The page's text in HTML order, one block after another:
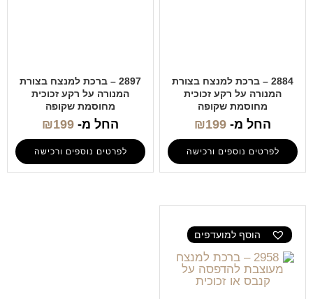
2884 – ברכת למנצח בצורת
המנורה על רקע זכוכית
מחוסמת שקופה
החל מ- ₪199
לפרטים נוספים ורכישה
2897 – ברכת למנצח בצורת
המנורה על רקע זכוכית
מחוסמת שקופה
החל מ- ₪199
לפרטים נוספים ורכישה
הוסף למועדפים